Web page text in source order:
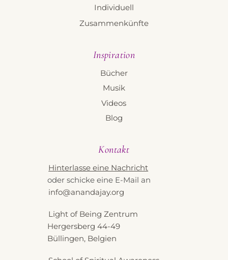
Kontakt
Hinterlasse eine Nachricht
oder schicke eine E-Mail an
info@anandajay.org
Light of Being Zentrum
Hergersberg 44-49
Büllingen, Belgien
Inspiration
Bücher
Musik
Videos
Blog
Individuell
Zusammenkünfte